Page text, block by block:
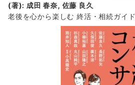
(著): 成田 春奈, 佐藤 良久
老後を心から楽しむ 終活・相続ガイド